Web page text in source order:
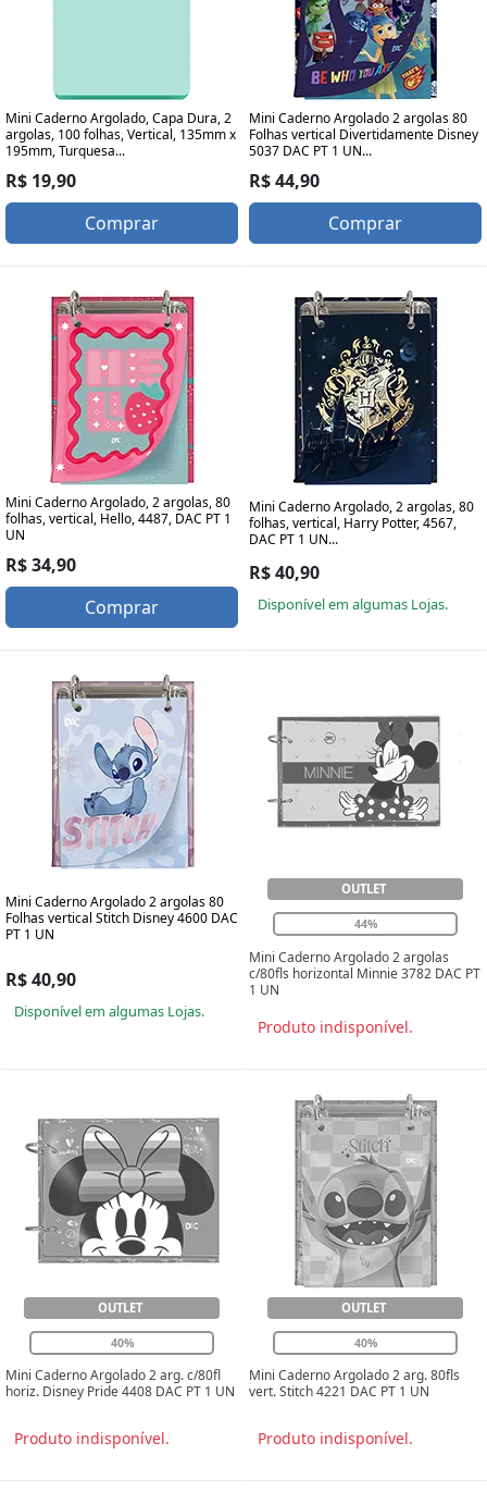
Mini Caderno Argolado, Capa Dura, 2
argolas, 100 folhas, Vertical, 135mm x
195mm, Turquesa...
R$ 19,90
Comprar
Mini Caderno Argolado 2 argolas 80
Folhas vertical Divertidamente Disney
5037 DAC PT 1 UN...
R$ 44,90
Comprar
Mini Caderno Argolado, 2 argolas, 80
folhas, vertical, Hello, 4487, DAC PT 1
UN
R$ 34,90
Comprar
Mini Caderno Argolado, 2 argolas, 80
folhas, vertical, Harry Potter, 4567,
DAC PT 1 UN...
R$ 40,90
Disponível em algumas Lojas.
Mini Caderno Argolado 2 argolas 80
Folhas vertical Stitch Disney 4600 DAC
PT 1 UN
R$ 40,90
Disponível em algumas Lojas.
OUTLET
44%
Mini Caderno Argolado 2 argolas
c/80fls horizontal Minnie 3782 DAC PT
1 UN
Produto indisponível.
OUTLET
40%
Mini Caderno Argolado 2 arg. c/80fl
horiz. Disney Pride 4408 DAC PT 1 UN
Produto indisponível.
OUTLET
40%
Mini Caderno Argolado 2 arg. 80fls
vert. Stitch 4221 DAC PT 1 UN
Produto indisponível.